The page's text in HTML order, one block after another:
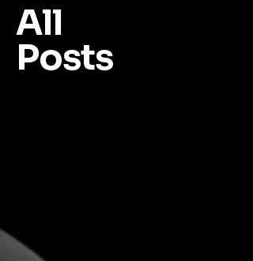
All
Posts